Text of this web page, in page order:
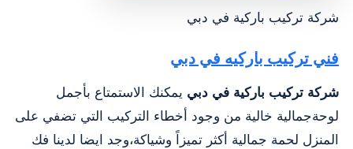
شركة تركيب باركية في دبي
فني ‏تركيب باركيه في دبي
شركة تركيب باركية في دبي يمكنك الاستمتاع بأجمل
لوحةجمالية خالية من وجود أخطاء التركيب التي تضفي على
المنزل لحمة جمالية أكثر تميزاً وشياكة،وجد ايضا لدينا فك